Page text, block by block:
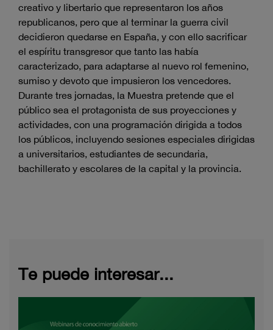
creativo y libertario que representaron los años
republicanos, pero que al terminar la guerra civil
decidieron quedarse en España, y con ello sacrificar
el espíritu transgresor que tanto las había
caracterizado, para adaptarse al nuevo rol femenino,
sumiso y devoto que impusieron los vencedores.
Durante tres jornadas, la Muestra pretende que el
público sea el protagonista de sus proyecciones y
actividades, con una programación dirigida a todos
los públicos, incluyendo sesiones especiales dirigidas
a universitarios, estudiantes de secundaria,
bachillerato y escolares de la capital y la provincia.
Te puede interesar...